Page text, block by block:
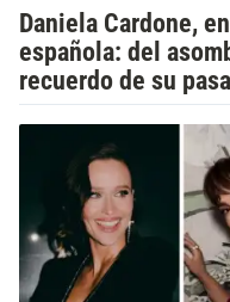
Daniela Cardone,
española: del
recuerdo de su